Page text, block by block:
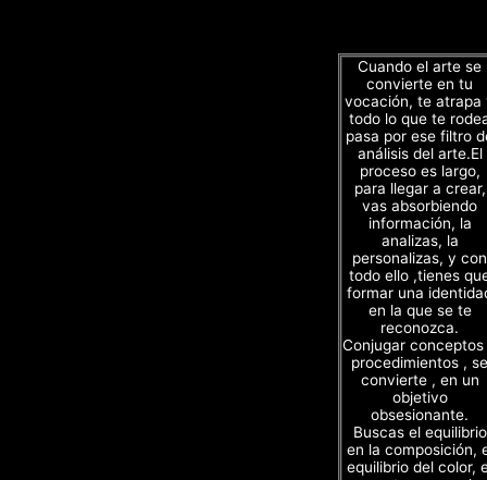
Cuando el arte se
convierte en tu
vocación, te atrapa
todo lo que te
pasa por ese filtro
análisis del arte.El
proceso es largo,
para llegar a crear,
vas absorbiendo
información, la
analizas, la
personalizas, y con
todo ello ,tienes
formar una
en la que se te
reconozca.
Conjugar
procedimientos , se
convierte , en un
objetivo
obsesionante.
Buscas el equilibrio
en la composición,
equilibrio del color,